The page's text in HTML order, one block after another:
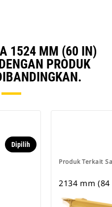
1524 MM (60 IN)
PRODUK
Dipilih
Produk Terkait
2134 mm